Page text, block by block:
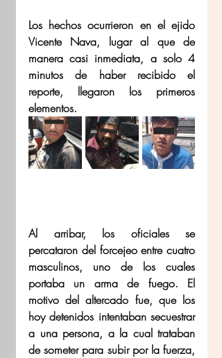
Los hechos ocurrieron en el ejido
Vicente Nava, lugar al que de
manera casi inmediata, a solo 4
minutos de haber recibido el
reporte, llegaron los primeros
elementos.
Al arribar, los oficiales se
percataron del forcejeo entre cuatro
masculinos, uno de los cuales
portaba un arma de fuego. El
motivo del altercado fue, que los
hoy detenidos intentaban secuestrar
a una persona, a la cual trataban
de someter para subir por la fuerza,